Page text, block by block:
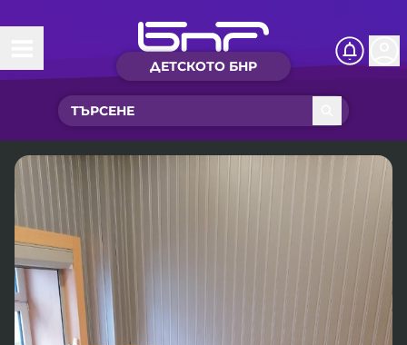
ДЕТСКОТО БНР
Начало
Какво ново?
Рубрики с вълшебства
Детско радио
Чуйте
Новините на детски език
Приказки
Искри